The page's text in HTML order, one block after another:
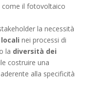
come il fotovoltaico
la necessità
nei processi di
la diversità dei
costruire una
alla specificità